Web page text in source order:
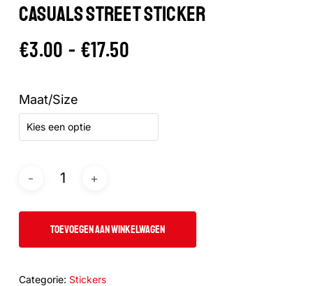
CASUALS STREET STICKER
€3.00 - €17.50
€17.50
Maat/Size
Kies een optie
TOEVOEGEN AAN WINKELWAGEN
Categorie: Stickers